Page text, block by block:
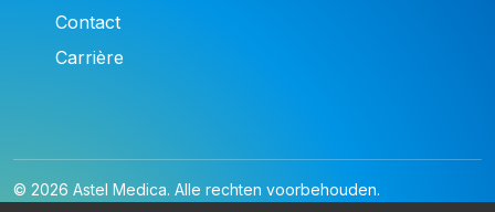
Contact
Carrière
© 2026 Astel Medica. Alle rechten voorbehouden.